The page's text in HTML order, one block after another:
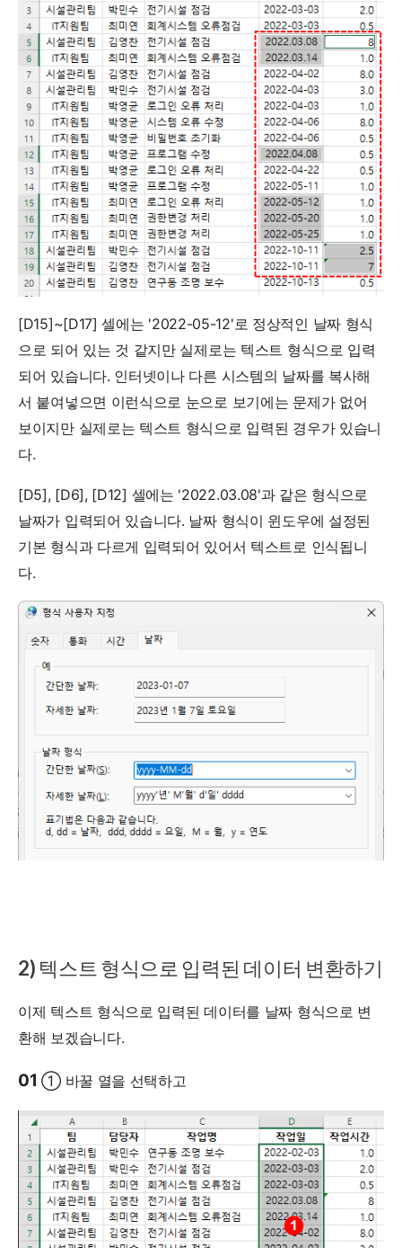
[D15]~[D17] 셀에는 '2022-05-12'로 정상적인 날짜 형식
으로 되어 있는 것 같지만 실제로는 텍스트 형식으로 입력
되어 있습니다. 인터넷이나 다른 시스템의 날짜를 복사해
서 붙여넣으면 이런식으로 눈으로 보기에는 문제가 없어
보이지만 실제로는 텍스트 형식으로 입력된 경우가 있습니
다.
[D5], [D6], [D12] 셀에는 '2022.03.08'과 같은 형식으로
날짜가 입력되어 있습니다. 날짜 형식이 윈도우에 설정된
기본 형식과 다르게 입력되어 있어서 텍스트로 인식됩니
다.
2) 텍스트 형식으로 입력된 데이터 변환하기
이제 텍스트 형식으로 입력된 데이터를 날짜 형식으로 변
환해 보겠습니다.
01 ① 바꿀 열을 선택하고